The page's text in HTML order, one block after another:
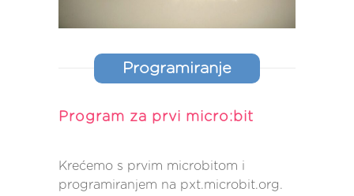
Programiranje
Program za prvi micro:bit
Krećemo s prvim microbitom i
programiranjem na pxt.microbit.org.